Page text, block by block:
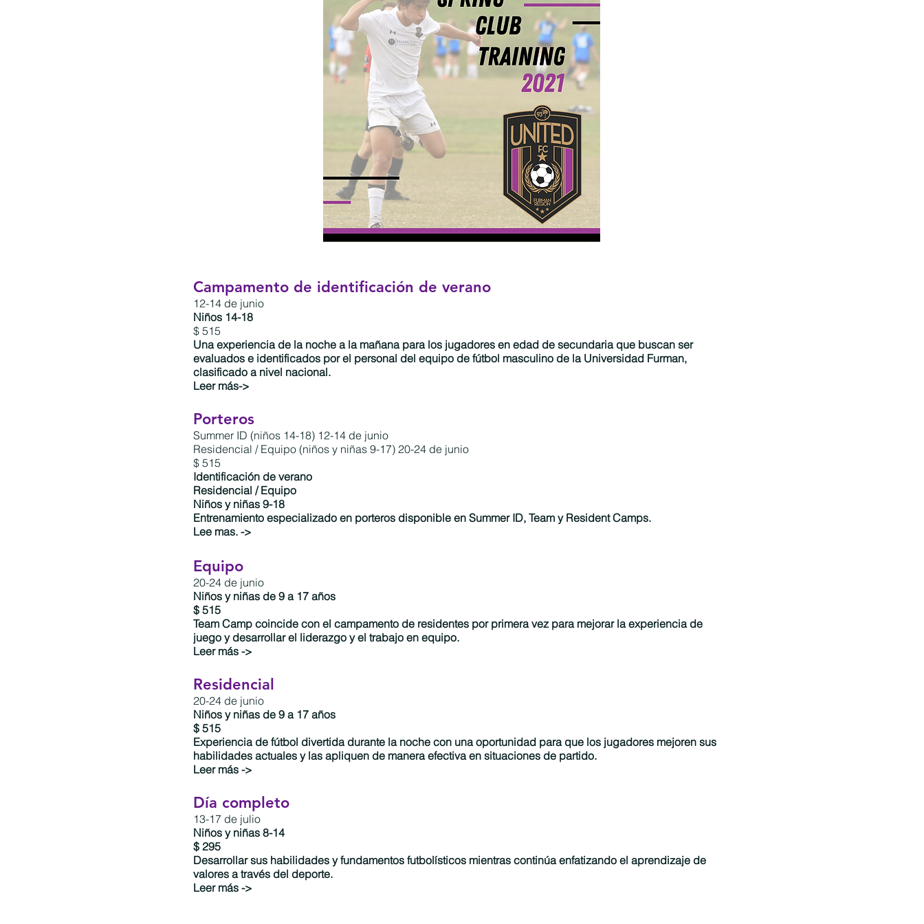
Campamento de identificación de verano
12-14 de junio
Niños 14-18
$ 515
Una experiencia de la noche a la mañana para los jugadores en edad de secundaria que buscan ser
evaluados e identificados por el personal del equipo de fútbol masculino de la Universidad Furman,
clasificado a nivel nacional.
Leer más->
Porteros
Summer ID (niños 14-18) 12-14 de junio
Residencial / Equipo (niños y niñas 9-17) 20-24 de junio
$ 515
Identificación de verano
Residencial / Equipo
Niños y niñas 9-18
Entrenamiento especializado en porteros disponible en Summer ID, Team y Resident Camps.
Lee mas. ->
Equipo
20-24 de junio
Niños y niñas de 9 a 17 años
$ 515
Team Camp coincide con el campamento de residentes por primera vez para mejorar la experiencia de
juego y desarrollar el liderazgo y el trabajo en equipo.
Leer más ->
Residencial
20-24 de junio
Niños y niñas de 9 a 17 años
$ 515
Experiencia de fútbol divertida durante la noche con una oportunidad para que los jugadores mejoren sus
habilidades actuales y las apliquen de manera efectiva en situaciones de partido.
Leer más ->
Día completo
13-17 de julio
Niños y niñas 8-14
$ 295
Desarrollar sus habilidades y fundamentos futbolísticos mientras continúa enfatizando el aprendizaje de
valores a través del deporte.
Leer más ->